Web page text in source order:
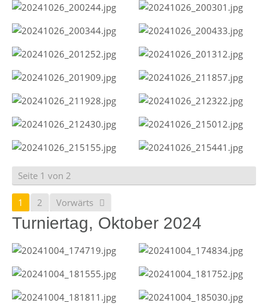
Seite 1 von 2
1 2 Vorwärts
Turniertag, Oktober 2024